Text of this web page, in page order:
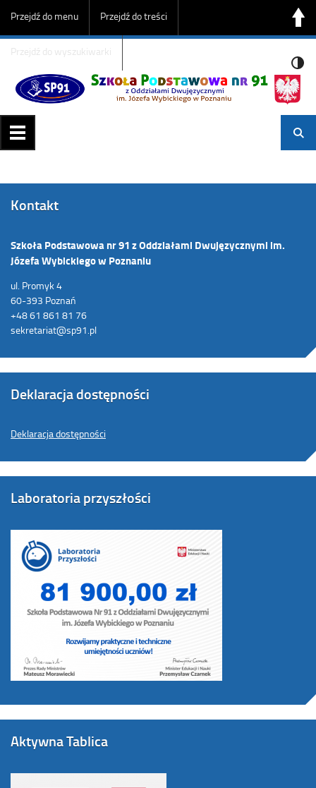
Przejdź do menu Przejdź do treści
Przejdź do wyszukiwarki
Kontakt
Szkoła Podstawowa nr 91 z Oddziałami Dwujęzycznymi im.
Józefa Wybickiego w Poznaniu
ul. Promyk 4
60-393 Poznań
+48 61 861 81 76
sekretariat@sp91.pl
Deklaracja dostępności
Deklaracja dostępności
Laboratoria przyszłości
Aktywna Tablica